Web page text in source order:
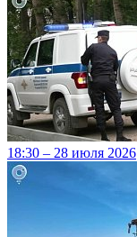
18:30 – 28 июля 2026